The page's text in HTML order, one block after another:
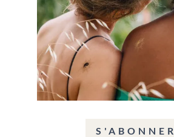
S'ABONNER